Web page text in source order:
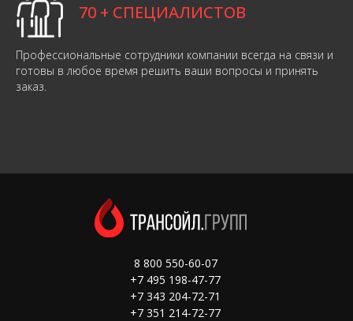
70 + СПЕЦИАЛИСТОВ
Профессиональные сотрудники компании всегда на связи и
готовы в любое время решить ваши вопросы и принять
заказ.
8 800 550-60-07
+7 495 198-47-77
+7 343 204-72-71
+7 351 214-72-77